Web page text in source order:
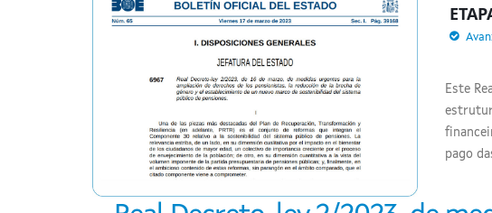
Este
pago